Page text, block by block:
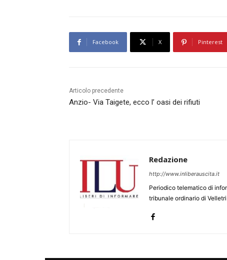
Facebook X Pinterest
Articolo precedente
Anzio- Via Taigete, ecco l’ oasi dei rifiuti
Redazione
http://www.inliberauscita.it
Periodico telematico di
tribunale ordinario di Velletri